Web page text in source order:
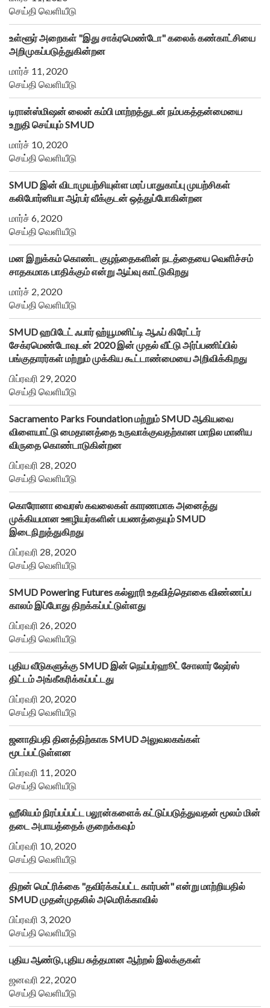
செய்தி வெளியீடு
உள்ளூர் அறைகள் "இது சாக்ரமெண்டோ" கலைக் கண்காட்சியை
அறிமுகப்படுத்துகின்றன
மார்ச் 11, 2020
செய்தி வெளியீடு
டிரான்ஸ்மிஷன் லைன் கம்பி மாற்றத்துடன் நம்பகத்தன்மையை
உறுதி செய்யும் SMUD
மார்ச் 10, 2020
செய்தி வெளியீடு
SMUD இன் விடாமுயற்சியுள்ள மரப் பாதுகாப்பு முயற்சிகள்
கலிபோர்னியா ஆர்பர் வீக்குடன் ஒத்துப்போகின்றன
மார்ச் 6, 2020
செய்தி வெளியீடு
மன இறுக்கம் கொண்ட குழந்தைகளின் நடத்தையை வெளிச்சம்
சாதகமாக பாதிக்கும் என்று ஆய்வு காட்டுகிறது
மார்ச் 2, 2020
செய்தி வெளியீடு
SMUD ஹபிடேட் ஃபார் ஹ்யூமனிட்டி ஆஃப் கிரேட்டர்
சேக்ரமெண்டோவுடன் 2020 இன் முதல் வீட்டு அர்ப்பணிப்பில்
பங்குதாரர்கள் மற்றும் முக்கிய கூட்டாண்மையை அறிவிக்கிறது
பிப்ரவரி 29, 2020
செய்தி வெளியீடு
Sacramento Parks Foundation மற்றும் SMUD ஆகியவை
விளையாட்டு மைதானத்தை உருவாக்குவதற்கான மாநில மானிய
விருதை கொண்டாடுகின்றன
பிப்ரவரி 28, 2020
செய்தி வெளியீடு
கொரோனா வைரஸ் கவலைகள் காரணமாக அனைத்து
முக்கியமான ஊழியர்களின் பயணத்தையும் SMUD
இடைநிறுத்துகிறது
பிப்ரவரி 28, 2020
செய்தி வெளியீடு
SMUD Powering Futures கல்லூரி உதவித்தொகை விண்ணப்ப
காலம் இப்போது திறக்கப்பட்டுள்ளது
பிப்ரவரி 26, 2020
செய்தி வெளியீடு
புதிய வீடுகளுக்கு SMUD இன் நெய்பர்ஹூட் சோலார் ஷேர்ஸ்
திட்டம் அங்கீகரிக்கப்பட்டது
பிப்ரவரி 20, 2020
செய்தி வெளியீடு
ஜனாதிபதி தினத்திற்காக SMUD அலுவலகங்கள்
மூடப்பட்டுள்ளன
பிப்ரவரி 11, 2020
செய்தி வெளியீடு
ஹீலியம் நிரப்பப்பட்ட பலூன்களைக் கட்டுப்படுத்துவதன் மூலம் மின்
தடை அபாயத்தைக் குறைக்கவும்
பிப்ரவரி 10, 2020
செய்தி வெளியீடு
திறன் மெட்ரிக்கை "தவிர்க்கப்பட்ட கார்பன்" என்று மாற்றியதில்
SMUD முதன்முதலில் அமெரிக்காவில்
பிப்ரவரி 3, 2020
செய்தி வெளியீடு
புதிய ஆண்டு, புதிய சுத்தமான ஆற்றல் இலக்குகள்
ஜனவரி 22, 2020
செய்தி வெளியீடு